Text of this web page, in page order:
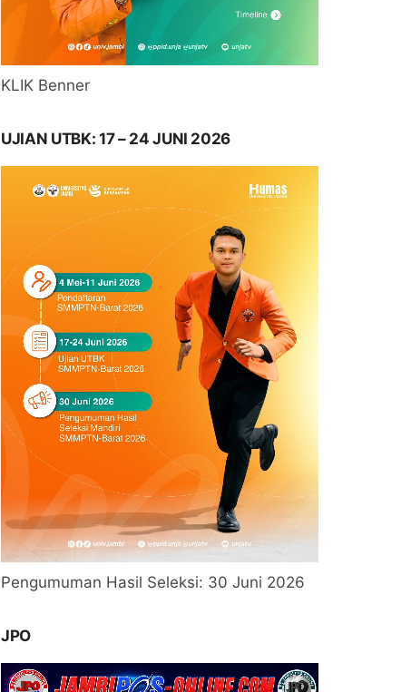
KLIK Benner
UJIAN UTBK: 17 – 24 JUNI 2026
Pengumuman Hasil Seleksi: 30 Juni 2026
JPO